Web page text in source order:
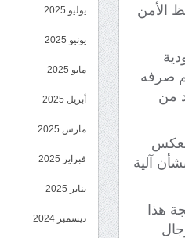
الأمن
صرفه
من
آلية
هذا
يوليو 2025
يونيو 2025
مايو 2025
أبريل 2025
مارس 2025
فبراير 2025
يناير 2025
ديسمبر 2024